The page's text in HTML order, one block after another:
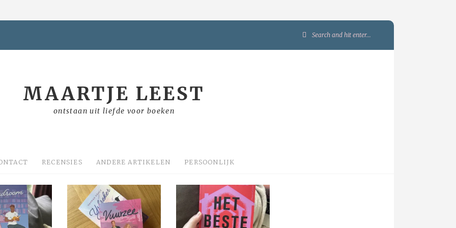
Search
MAARTJE LEEST
ontstaan uit liefde voor boeken
RECENSIES ANDERE ARTIKELEN PERSOONLIJK